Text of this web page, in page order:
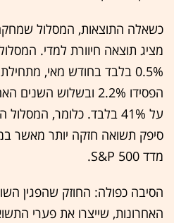
מציג תוצאה חיוורת למדי.
0.5% בלבד בחודש מאי,
הפסידו 2.2% ובשלוש
על 41% בלבד. כלומר,
סיפק תשואה חזקה יותר מאשר
מדד S&P 500.
הסיבה כפולה: החוזק שהפגין
האחרונות, שייצרו את פערי